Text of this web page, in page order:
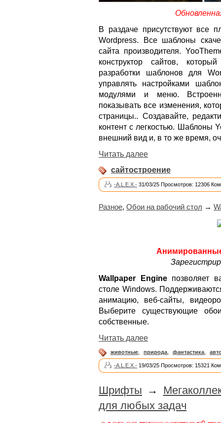
В раздаче присутствуют все
Wordpress. Все шаблоны
сайта производителя.
конструктор сайтов,
разработки шаблонов для
управлять настройками
модулями и меню.
показывать все изменения,
страницы.. Создавайте,
контент с легкостью. Шаблоны
внешний вид и, в то же время,
Читать далее
сайтостроение
-A.L.E.X.- 31/03/25 Просмотров: 12306
Разное, Обои на рабочий стол →
Wallpaper Engineпозволяет
столе Windows.
анимацию, веб-сайты,
Выберите существующие
собственные.
Читать далее
животные природа фантастика
-A.L.E.X.- 19/03/25 Просмотров: 15321
Шрифты →
для любых задач